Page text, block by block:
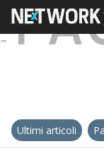
Ultimi articoli